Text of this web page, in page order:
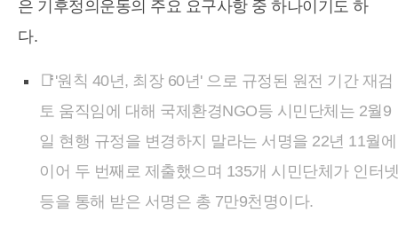
은 기후정의운동의 주요 요구사항 중 하나이기도 하
다.
📑'원칙 40년, 최장 60년' 으로 규정된 원전 기간 재검
토 움직임에 대해 국제환경NGO등 시민단체는 2월9
일 현행 규정을 변경하지 말라는 서명을 22년 11월에
이어 두 번째로 제출했으며 135개 시민단체가 인터
등을 통해 받은 서명은 총 7만9천명이다.